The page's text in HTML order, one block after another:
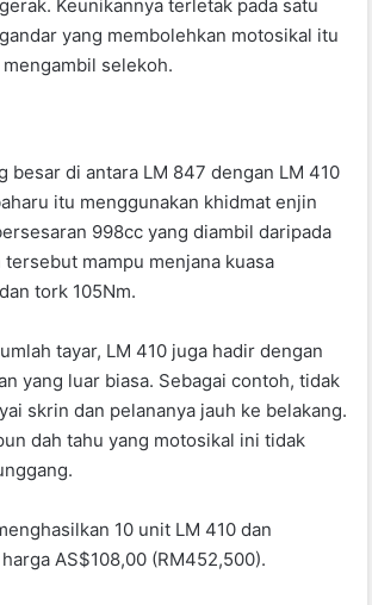
Keunikannya terletak pada satu
yang membolehkan motosikal itu
selekoh.
besar di antara LM 847 dengan LM 410
itu menggunakan khidmat enjin
998cc yang diambil daripada
tersebut mampu menjana kuasa
tork 105Nm.
tayar, LM 410 juga hadir dengan
yang luar biasa. Sebagai contoh, tidak
skrin dan pelananya jauh ke belakang.
dah tahu yang motosikal ini tidak
10 unit LM 410 dan
AS$108,00 (RM452,500).